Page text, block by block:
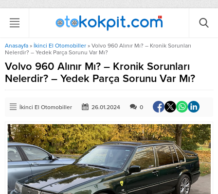
Anasayfa » İkinci El Otomobiller » Volvo 960 Alınır Mı? – Kronik Sorunları
Nelerdir? – Yedek Parça Sorunu Var Mı?
Volvo 960 Alınır Mı? – Kronik Sorunları
Nelerdir? – Yedek Parça Sorunu Var Mı?
İkinci El Otomobiller 26.01.2024 0